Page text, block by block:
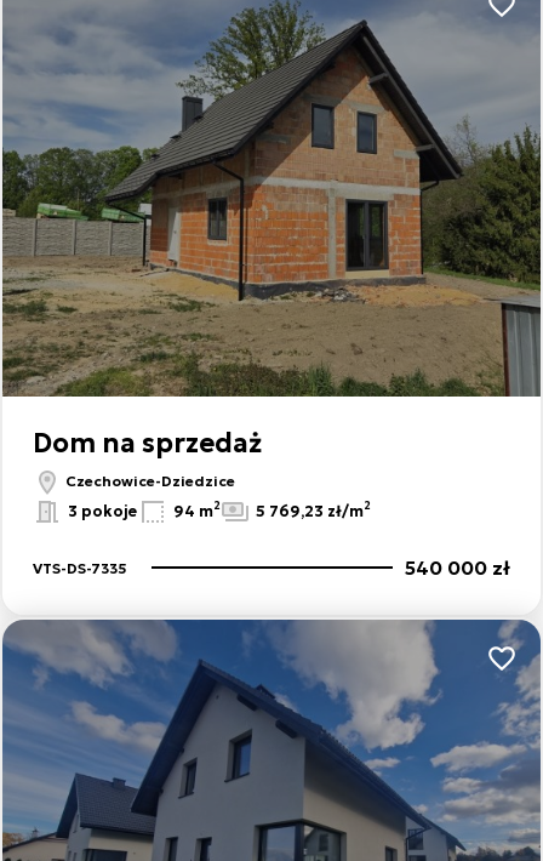
Dom na sprzedaż
Czechowice-Dziedzice
3 pokoje 94 m2 5 769,23 zł/m2
VTS-DS-7335 540 000 zł